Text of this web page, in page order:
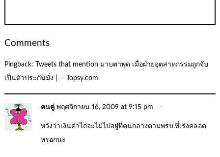
Comments
Pingback:
Tweets that mention มาบตาพุด เมื่อฝ่ายอุตสาหกรรมถูกจับ
เป็นตัวประกันมั่ง | -- Topsy.com
คนคู่ พฤศจิกายน 16, 2009 at 9:15 pm
หวังว่าเงินค่าไถ่จะไม่ไปอยู่ที่คนกลางตามพรบ.ที่เร่งคลอด
หรอกนะ